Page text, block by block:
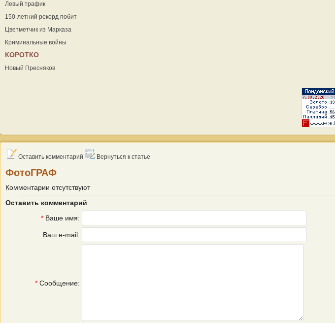
Левый трафик
150-летний рекорд побит
Цветметчик из Марказа
Криминальные войны
КОРОТКО
Новый Пресняков
Оставить комментарий Вернуться к статье
ФотоГРАФ
Комментарии отсутствуют
Оставить комментарий
* Ваше имя:
Ваш e-mail:
* Сообщение: